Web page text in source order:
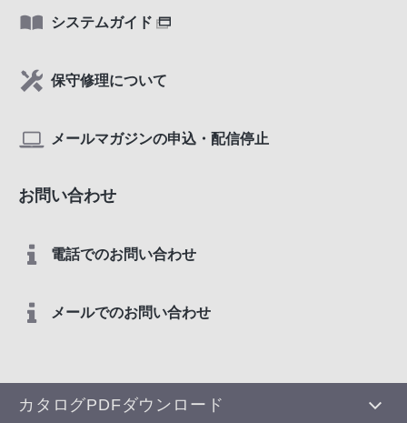
システムガイド
保守修理について
メールマガジンの申込・配信停止
お問い合わせ
電話でのお問い合わせ
メールでのお問い合わせ
カタログPDFダウンロード